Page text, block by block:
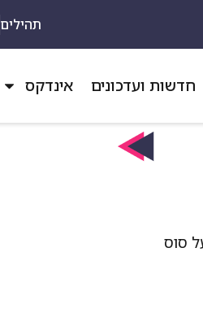
תהילים
חדשות ועדכונים אינדקס